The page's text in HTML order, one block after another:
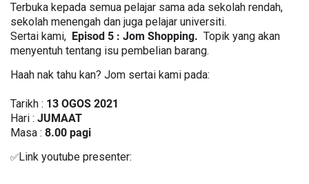
Terbuka kepada semua pelajar sama ada sekolah rendah,
sekolah menengah dan juga pelajar universiti.
Sertai kami, Episod 5 : Jom Shopping.
  Topik yang akan
menyentuh tentang isu pembelian barang.
Haah nak tahu kan? Jom sertai kami pada:
Tarikh : 13 OGOS 2021
Hari : JUMAAT
Masa : 8.00 pagi
✅Link youtube presenter: